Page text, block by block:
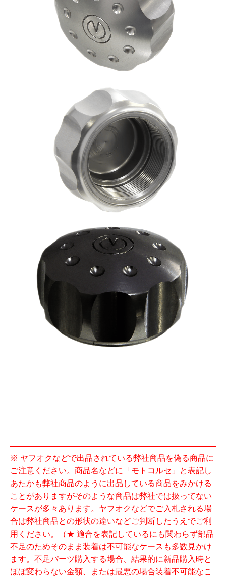
※ ヤフオクなどで出品されている弊社商品を偽る商品に
ご注意ください。商品名などに「モトコルセ」と表記し
あたかも弊社商品のように出品している商品をみかける
ことがありますがそのような商品は弊社では扱ってない
ケースが多々あります。ヤフオクなどでご入札される場
合は弊社商品との形状の違いなどご判断したうえでご利
用ください。（★ 適合を表記しているにも関わらず部品
不足のためそのまま装着は不可能なケースも多数見かけ
ます。不足パーツ購入する場合、結果的に新品購入時と
ほぼ変わらない金額、または最悪の場合装着不可能なこ